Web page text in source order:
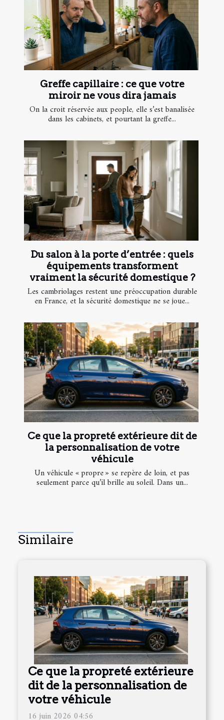
Greffe capillaire : ce que votre
miroir ne vous dira jamais
On la croit réservée aux people, elle s’est banalisée
dans les cabinets, et pourtant la greffe...
Du salon à la porte d’entrée : quels
équipements transforment
vraiment la sécurité domestique ?
Les cambriolages restent une préoccupation durable
en France, et la sécurité domestique ne se joue...
Ce que la propreté extérieure dit de
la personnalisation de votre
véhicule
Un véhicule « propre » se repère de loin, et pas
seulement parce qu’il brille au soleil. Dans un...
Similaire
Ce que la propreté extérieure
dit de la personnalisation de
votre véhicule
16 juin 2026 04:56